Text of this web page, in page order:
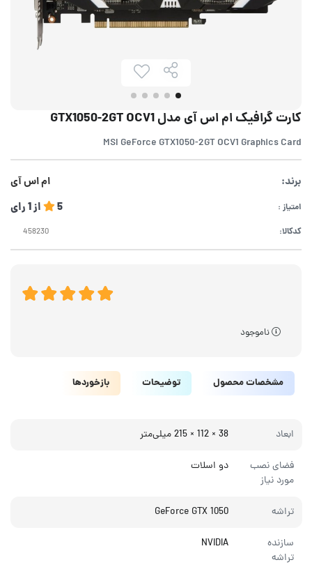
کارت گرافیک ام اس آی مدل GTX1050-2GT OCV1
MSI GeForce GTX1050-2GT OCV1 Graphics Card
برند: ام اس آی
امتیاز : 5 از1رای
کدکالا:
ناموجود
مشخصات محصول توضیحات بازخوردها
ابعاد 38 × 112 × 215 میلی‌متر
فضای نصب
مورد نیاز
دو اسلات
تراشه GeForce GTX 1050
سازنده
تراشه
NVIDIA